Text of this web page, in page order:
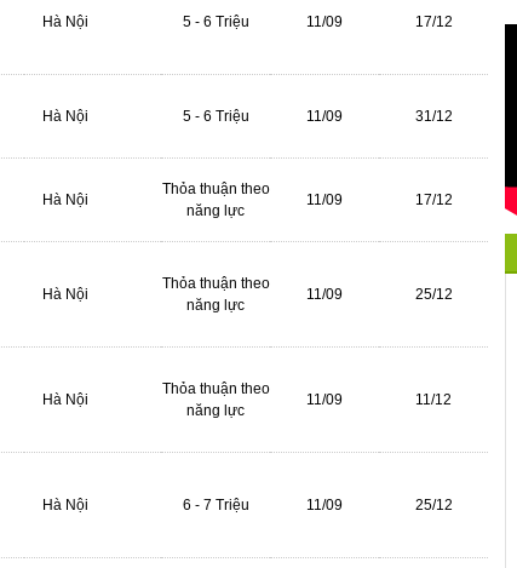
Hà Nội 5 - 6 Triệu 11/09 17/12
Hà Nội 5 - 6 Triệu 11/09 31/12
Hà Nội
Thỏa thuận theo
năng lực
11/09 17/12
Hà Nội
Thỏa thuận theo
năng lực
11/09 25/12
Hà Nội
Thỏa thuận theo
năng lực
11/09 11/12
Hà Nội 6 - 7 Triệu 11/09 25/12